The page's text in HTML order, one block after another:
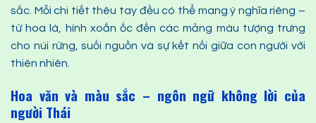
sắc. Mỗi chi tiết thêu tay đều có thể mang ý nghĩa riêng –
từ hoa lá, hình xoắn ốc đến các mảng màu tượng trưng
cho núi rừng, suối nguồn và sự kết nối giữa con người với
thiên nhiên.
Hoa văn và màu sắc – ngôn ngữ không lời của
người Thái